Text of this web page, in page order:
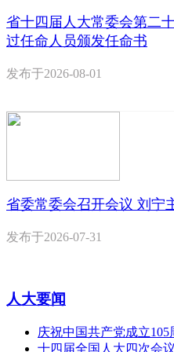
省十四届人大常委会第二
过任命人员颁发任命书
发布于2026-08-01
省委常委会召开会议 刘宁
发布于2026-07-31
人大要闻
庆祝中国共产党成立
十四届全国人大四次会